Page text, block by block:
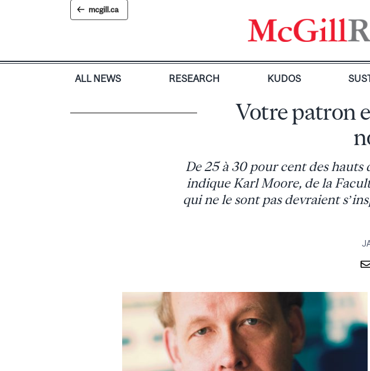
mcgill.ca
ALL NEWS RESEARCH KUDOS
Votre patron
De 25 à 30 pour cent des
indique Karl Moore, de la
qui ne le sont pas devraient